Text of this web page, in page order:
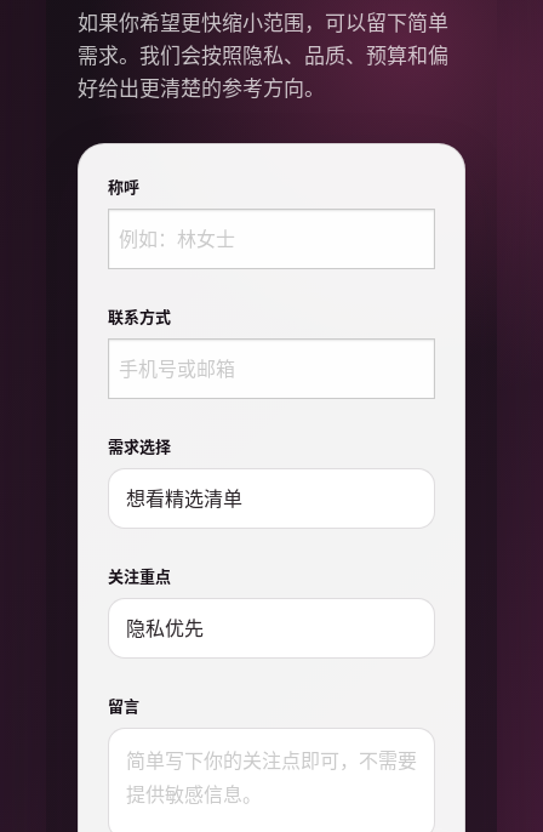
如果你希望更快缩小范围，可以留下简单
需求。我们会按照隐私、品质、预算和偏
好给出更清楚的参考方向。
称呼
联系方式
需求选择
关注重点
留言